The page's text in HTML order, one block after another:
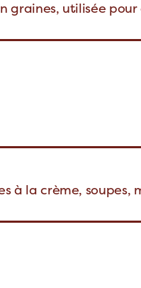
graines, utilisée
à la crème,